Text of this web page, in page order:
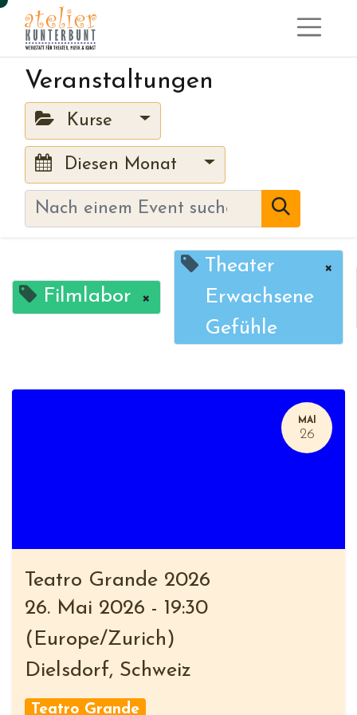
Veranstaltungen
Kurse
Diesen Monat
Filmlabor ×
Theater
Erwachsene
Gefühle
×
MAI
26
Teatro Grande 2026
26. Mai 2026 - 19:30
( Europe/Zurich )
Dielsdorf, Schweiz
Teatro Grande